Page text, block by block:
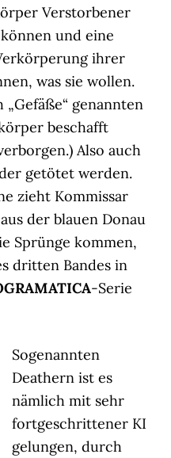
Verstorbener
und eine
ihrer
was sie wollen.
genannten
beschafft
Also auch
getötet werden.
zieht Kommissar
der blauen Donau
Sprünge kommen,
dritten Bandes in
-Serie
Sogenannten
Deathern ist es
nämlich mit sehr
fortgeschrittener KI
gelungen, durch